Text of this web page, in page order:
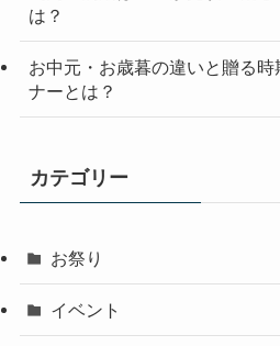
は？
お中元・お歳暮の違いと贈る
ナーとは？
カテゴリー
お祭り
イベント